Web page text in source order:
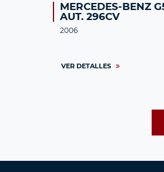
MERCEDES-BENZ
AUT. 296CV
2006
VER DETALLES